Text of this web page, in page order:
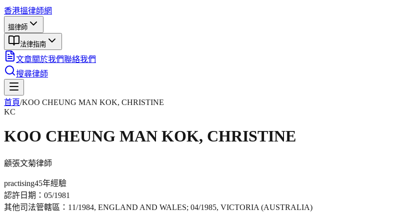
香港搵律師網
搵律師
法律指南
文章關於我們聯絡我們
搜尋律師
首頁/KOO CHEUNG MAN KOK, CHRISTINE
KC
KOO CHEUNG MAN KOK, CHRISTINE
顧張文菊律師
practising45年經驗
認許日期： 05/1981
其他司法管轄區： 11/1984, ENGLAND AND WALES; 04/1985, VICTORIA (AUSTRALIA)